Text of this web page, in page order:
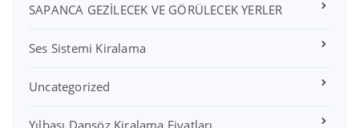
SAPANCA GEZİLECEK VE GÖRÜLECEK YERLER
Ses Sistemi Kiralama
Uncategorized
Yılbaşı Dansöz Kiralama Fiyatları